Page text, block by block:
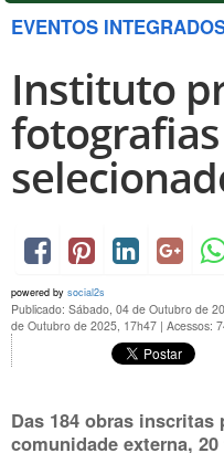
EVENTOS
Instituto
powered by social2s
Publicado: Sábado, 04 de Outubro de
de Outubro de 2025, 17h47 | Acessos:
Das 184 obras
comunidade externa,